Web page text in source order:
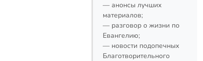
— анонсы лучших
материалов;
— разговор о жизни по
Евангелию;
— новости подопечных
Благотворительного